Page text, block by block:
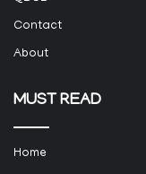
Contact
About
MUST READ
Home